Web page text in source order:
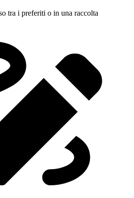
tra i preferiti o in una raccolta